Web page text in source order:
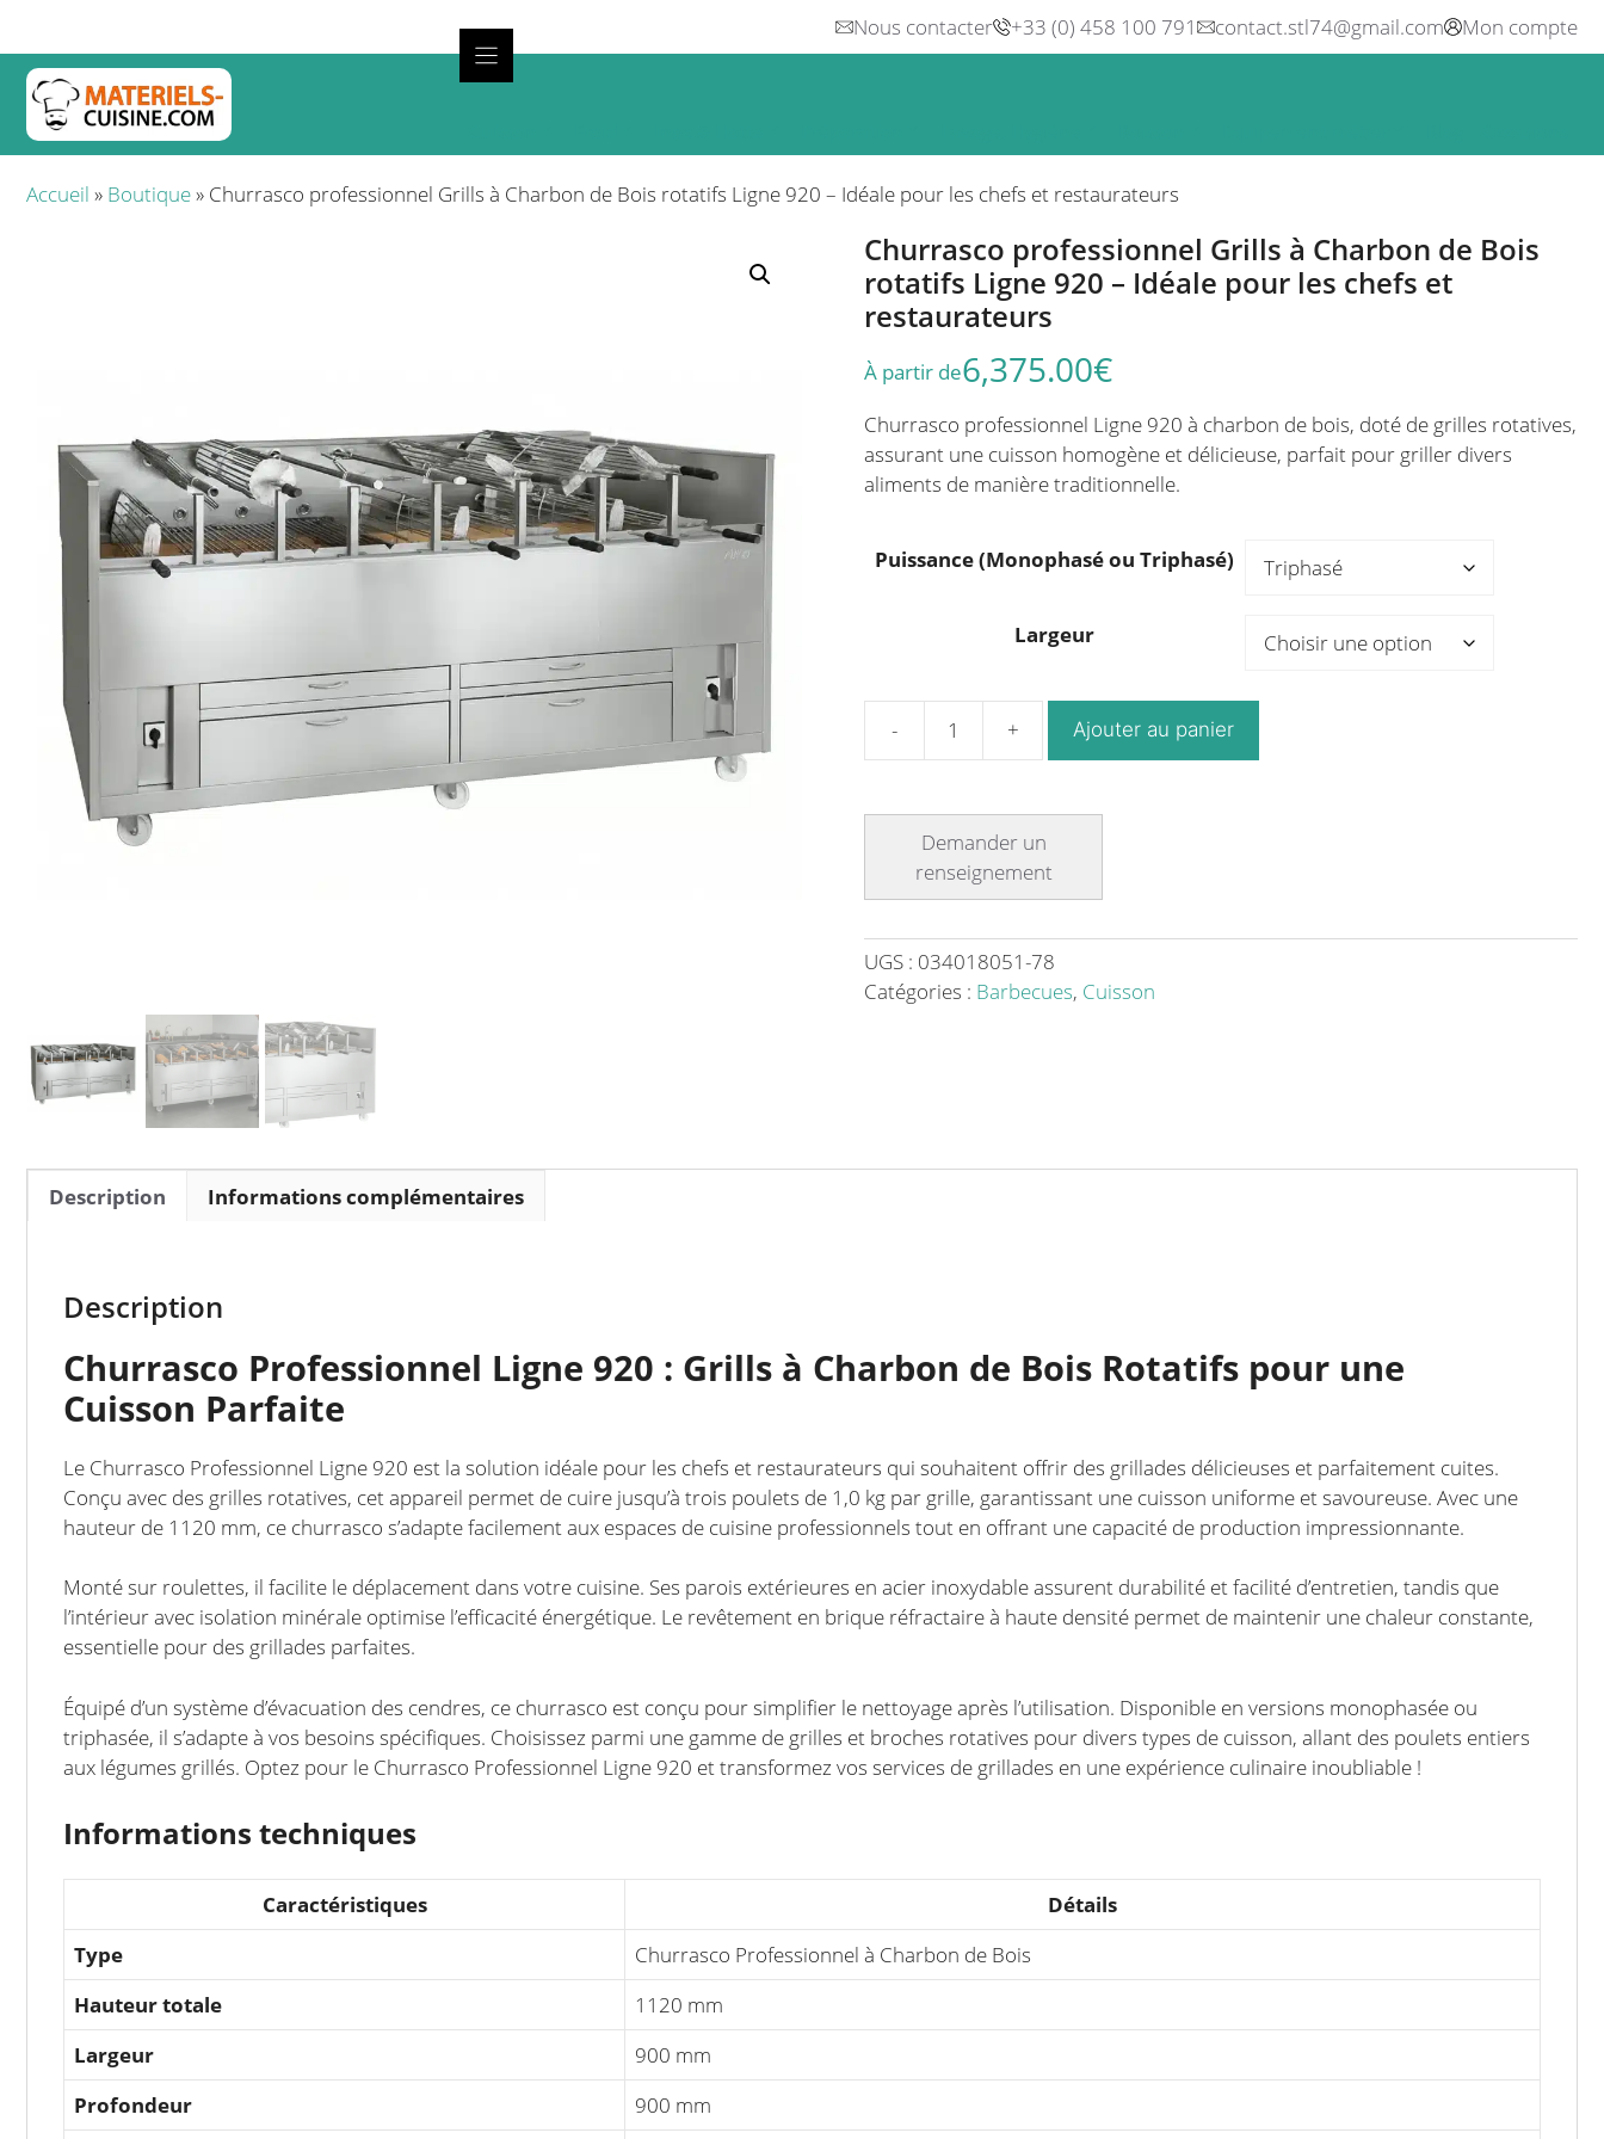
contenu
Nous contacter +33 (0) 458 100 791 contact.stl74@gmail.com Mon compte
Accueil » Boutique» Churrasco professionnel Grills à Charbon de Bois rotatifs Ligne 920 – Idéale pour les chefs et restaurateurs
Churrasco professionnel Grills à Charbon de Bois
rotatifs Ligne 920 – Idéale pour les chefs et
restaurateurs
À partir de6,375.00€
Churrasco professionnel Ligne 920 à charbon de bois, doté de grilles rotatives,
assurant une cuisson homogène et délicieuse, parfait pour griller divers
aliments de manière traditionnelle.
Puissance (Monophasé ou Triphasé)
Largeur
professionnel
à
de
Bois
rotatifs
Ajouter au panier
UGS : 034018051-78
Catégories : Barbecues, Cuisson
Description Informations complémentaires
Description
Churrasco Professionnel Ligne 920 : Grills à Charbon de Bois Rotatifs pour une
Cuisson Parfaite
Le Churrasco Professionnel Ligne 920 est la solution idéale pour les chefs et restaurateurs qui souhaitent offrir des grillades délicieuses et parfaitement cuites.
Conçu avec des grilles rotatives, cet appareil permet de cuire jusqu’à trois poulets de 1,0 kg par grille, garantissant une cuisson uniforme et savoureuse. Avec une
hauteur de 1120 mm, ce churrasco s’adapte facilement aux espaces de cuisine professionnels tout en offrant une capacité de production impressionnante.
Monté sur roulettes, il facilite le déplacement dans votre cuisine. Ses parois extérieures en acier inoxydable assurent durabilité et facilité d’entretien, tandis que
l’intérieur avec isolation minérale optimise l’efficacité énergétique. Le revêtement en brique réfractaire à haute densité permet de maintenir une chaleur constante,
essentielle pour des grillades parfaites.
Équipé d’un système d’évacuation des cendres, ce churrasco est conçu pour simplifier le nettoyage après l’utilisation. Disponible en versions monophasée ou
triphasée, il s’adapte à vos besoins spécifiques. Choisissez parmi une gamme de grilles et broches rotatives pour divers types de cuisson, allant des poulets entiers
aux légumes grillés. Optez pour le Churrasco Professionnel Ligne 920 et transformez vos services de grillades en une expérience culinaire inoubliable !
Informations techniques
Caractéristiques
Détails
Type
Churrasco Professionnel à Charbon de Bois
Hauteur totale
1120 mm
Largeur
900 mm
Profondeur
900 mm